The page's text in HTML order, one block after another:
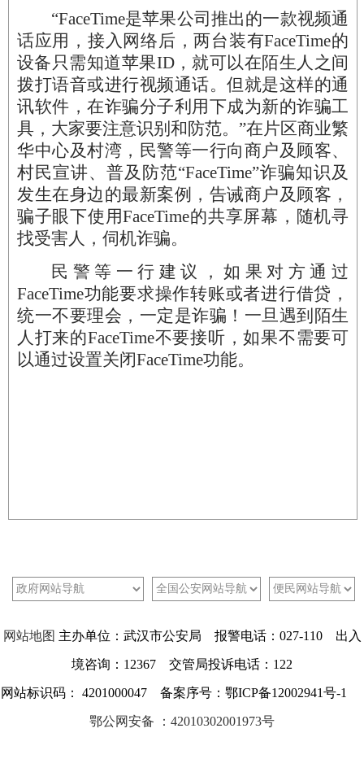
“FaceTime是苹果公司推出的一款视频通
话应用，接入网络后，两台装有FaceTime的
设备只需知道苹果ID，就可以在陌生人之间
拨打语音或进行视频通话。但就是这样的通
讯软件，在诈骗分子利用下成为新的诈骗工
具，大家要注意识别和防范。”在片区商业繁
华中心及村湾，民警等一行向商户及顾客、
村民宣讲、普及防范“FaceTime”诈骗知识及
发生在身边的最新案例，告诫商户及顾客，
骗子眼下使用FaceTime的共享屏幕，随机寻
找受害人，伺机诈骗。
民警等一行建议，如果对方通过
FaceTime功能要求操作转账或者进行借贷，
统一不要理会，一定是诈骗！一旦遇到陌生
人打来的FaceTime不要接听，如果不需要可
以通过设置关闭FaceTime功能。
网站地图 主办单位：武汉市公安局 报警电话：027-110 出入
境咨询：12367 交管局投诉电话：122
网站标识码： 4201000047 备案序号：鄂ICP备12002941号-1
鄂公网安备 ：42010302001973号